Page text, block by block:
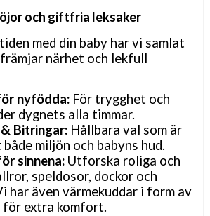
och giftfria leksaker
med din baby har vi samlat
närhet och lekfull
nyfödda: För trygghet och
dygnets alla timmar.
Bitringar: Hållbara val som är
miljön och babyns hud.
sinnena: Utforska roliga och
speldosor, dockor och
har även värmekuddar i form av
för extra komfort.